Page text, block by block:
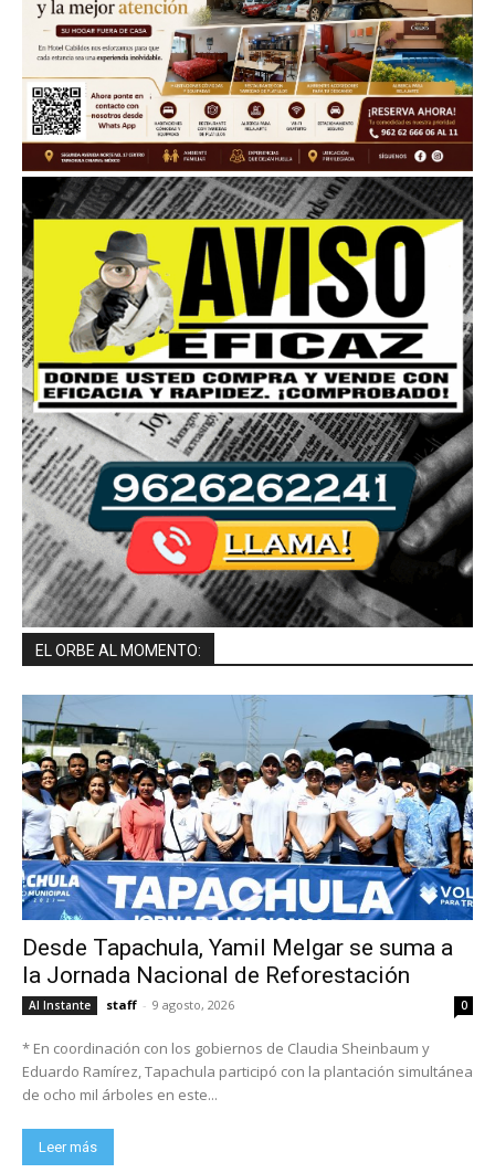
EL ORBE AL MOMENTO:
Desde Tapachula, Yamil Melgar se suma a
la Jornada Nacional de Reforestación
Al Instante staff - 9 agosto, 2026 0
* En coordinación con los gobiernos de Claudia Sheinbaum y
Eduardo Ramírez, Tapachula participó con la plantación simultánea
de ocho mil árboles en este...
Leer más